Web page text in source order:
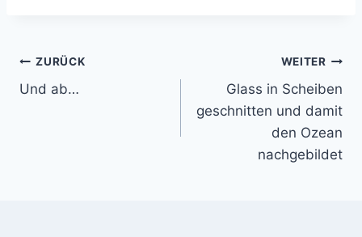
Beitragsnavigation
ZURÜCK
Und ab…
WEITER
Glass in Scheiben
geschnitten und damit
den Ozean
nachgebildet